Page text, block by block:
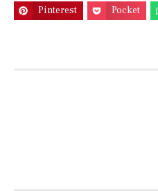
Pinterest
Pocket